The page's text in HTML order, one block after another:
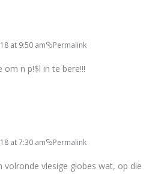
at 9:50 am Permalink
om n p!$l in te bere!!!
at 7:30 am Permalink
volronde vlesige globes wat, op die